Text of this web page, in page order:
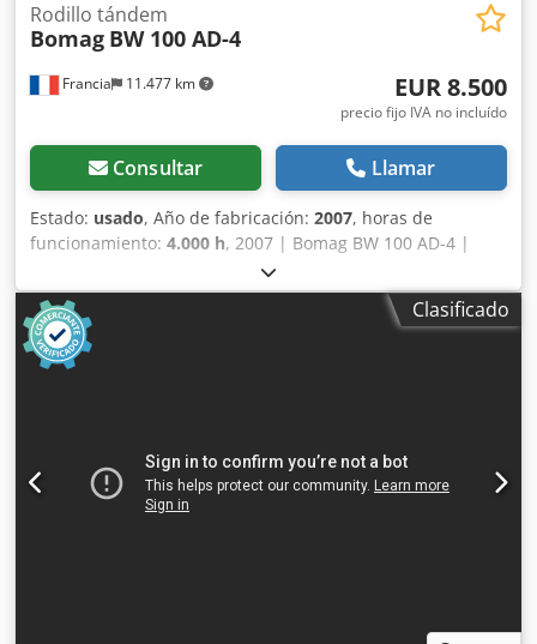
Francia 11.477 km
Rodillo tándem
Bomag BW 100 AD-4
EUR 8.500
precio fijo IVA no incluído
Consultar Llamar
Estado: usado, Año de fabricación: 2007, horas de
funcionamiento: 4.000 h, 2007 | Bomag BW 100 AD-4 |
Rodillo tándem usado | 4000 horas Credpjzim T Hefx
Apdsf 📍 Ubicación: Francia 🚛 Entrega disponible en su
destino: ¡Utilice nuestra calculadora de envío para estimar
los costes de transporte! 💰 Compre ahora por 8500 EUR o
haga una oferta. Pago contra entrega disponible por una
Comentario del inspector: La máquina está en buen
estado. El contador ha sido reemplazado, por lo que las
200 horas no son reales, pero todo está en orden y no hay
Clasificado